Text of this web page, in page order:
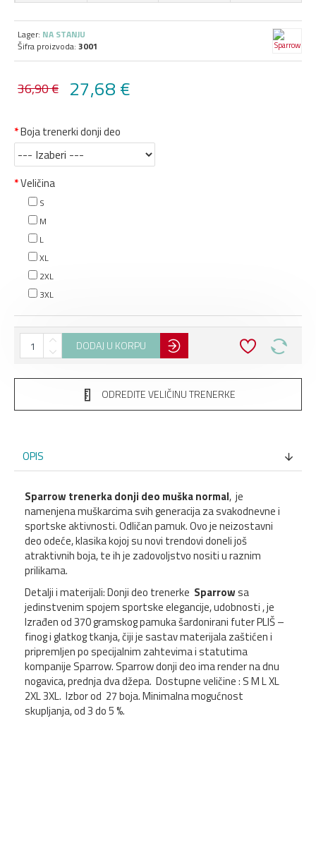
27,68 €
36,90 €
Lager: NA STANJU
Šifra proizvoda: 3001
Boja trenerki donji deo
Veličina
S
M
L
XL
2XL
3XL
DODAJ U KORPU
ODREDITE VELIČINU TRENERKE
OPIS
Sparrow trenerka donji deo muška normal, je
namenjena muškarcima svih generacija za svakodnevne i
sportske aktivnosti. Odličan pamuk. Ovo je neizostavni
deo odeće, klasika kojoj su novi trendovi doneli još
atraktivnih boja, te ih je zadovoljstvo nositi u raznim
prilikama.
Detalji i materijali: Donji deo trenerke Sparrowsa
jedinstvenim spojem sportske elegancije, udobnosti , je
Izrađen od 370 gramskog pamuka šardonirani futer PLIŠ –
finog i glatkog tkanja, čiji je sastav materijala zaštićen i
pripremljen po specijalnim zahtevima i statutima
kompanije Sparrow. Sparrow donji deo ima render na dnu
nogavica, prednja dva džepa. Dostupne veličine : S M L XL
2XL 3XL. Izbor od 27 boja. Minimalna mogućnost
skupljanja, od 3 do 5 %.